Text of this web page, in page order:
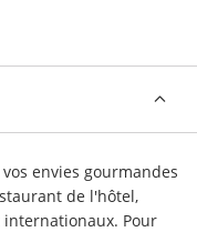
envies gourmandes
de l'hôtel,
Pour